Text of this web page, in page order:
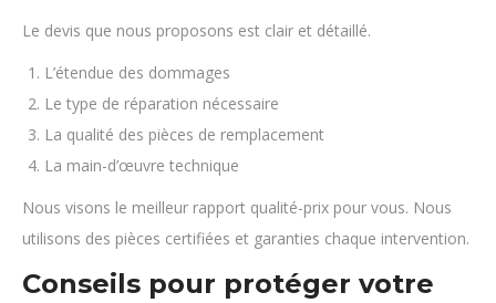
Le devis que nous proposons est clair et détaillé.
L’étendue des dommages
Le type de réparation nécessaire
La qualité des pièces de remplacement
La main-d’œuvre technique
Nous visons le meilleur rapport qualité-prix pour vous. Nous
utilisons des pièces certifiées et garanties chaque intervention.
Conseils pour protéger votre